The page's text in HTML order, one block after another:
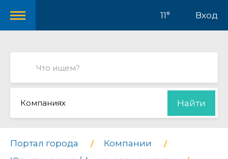
11° Вход
Компаниях Найти
Портал города
Компании